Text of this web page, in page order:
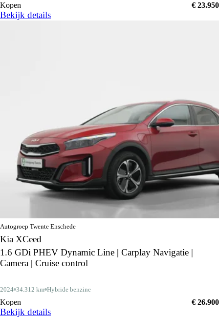
Kopen € 23.950
Bekijk details
Autogroep Twente Enschede
Kia XCeed
1.6 GDi PHEV Dynamic Line | Carplay Navigatie |
Camera | Cruise control
2024 34.312 km Hybride benzine
Kopen € 26.900
Bekijk details